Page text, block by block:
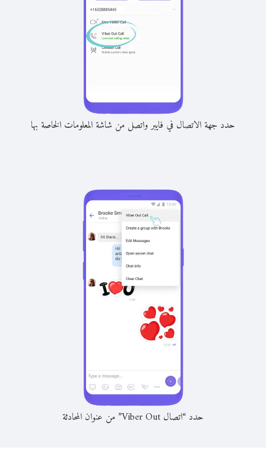
حدد جهة الاتصال في فايبر واتصل من شاشة المعلومات الخاصة بها
حدد “اتصال Viber Out” من عنوان المحادثة